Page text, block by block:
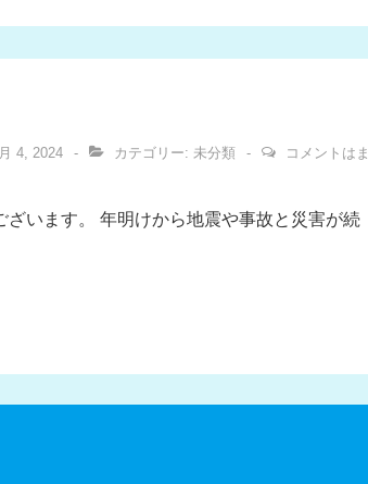
4, 2024 カテゴリー: 未分類
コメントはま
ざいます。 年明けから地震や事故と災害が続